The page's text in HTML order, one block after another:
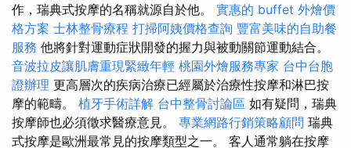
作，瑞典式按摩的名稱就源自於他。 實惠的 buffet 外燴價
格方案 士林整骨療程 打掃阿姨價格查詢 豐富美味的自助餐
服務 他將針對運動症狀開發的握力與被動關節運動結合。
音波拉皮讓肌膚重現緊緻年輕 桃園外燴服務專家 台中台胞
證辦理 更高層次的疾病治療已經屬於治療性按摩和淋巴按
摩的範疇。 植牙手術詳解 台中整骨討論區 如有疑問，瑞典
按摩師也必須徵求醫療意見。 專業網路行銷策略顧問 瑞典
式按摩是歐洲最常見的按摩類型之一。 客人通常躺在按摩